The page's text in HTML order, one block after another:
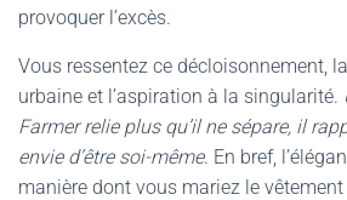
provoquer l’excès.
Vous ressentez ce décloisonnement,
urbaine et l’aspiration à la singularité.
Farmer relie plus qu’il ne sépare, il
envie d’être soi-même. En bref,
manière dont vous mariez le